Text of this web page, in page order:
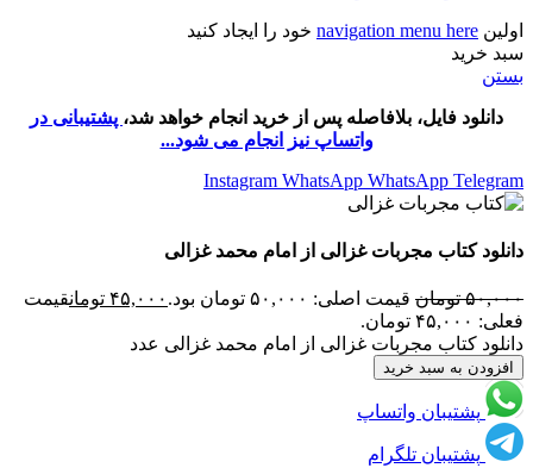
اولین navigation menu here خود را ایجاد کنید
سبد خرید
بستن
دانلود فایل، بلافاصله پس از خرید انجام خواهد شد، پشتیبانی در
واتساپ نیز انجام می شود...
Instagram WhatsApp WhatsApp Telegram
دانلود کتاب مجربات غزالی از امام محمد غزالی
۵۰,۰۰۰ تومان قیمت اصلی: ۵۰,۰۰۰ تومان بود. ۴۵,۰۰۰ تومانقیمت
فعلی: ۴۵,۰۰۰ تومان.
دانلود کتاب مجربات غزالی از امام محمد غزالی عدد
افزودن به سبد خرید
پشتیبان واتساپ
پشتیبان تلگرام